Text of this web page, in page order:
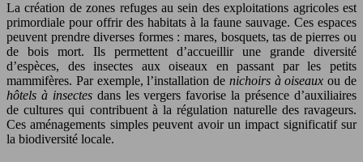
La création de zones refuges au sein des exploitations agricoles est
primordiale pour offrir des habitats à la faune sauvage. Ces espaces
peuvent prendre diverses formes : mares, bosquets, tas de pierres ou
de bois mort. Ils permettent d’accueillir une grande diversité
d’espèces, des insectes aux oiseaux en passant par les petits
mammifères. Par exemple, l’installation de nichoirs à oiseaux ou de
hôtels à insectesdans les vergers favorise la présence d’auxiliaires
de cultures qui contribuent à la régulation naturelle des ravageurs.
Ces aménagements simples peuvent avoir un impact significatif sur
la biodiversité locale.